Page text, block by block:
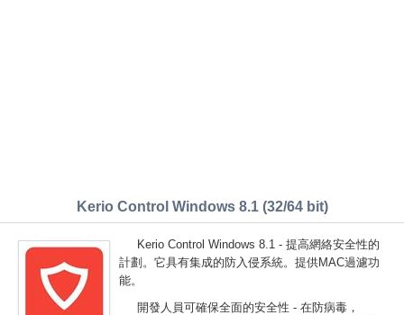
Kerio Control Windows 8.1 (32/64 bit)
Kerio Control Windows 8.1 - 提高網絡安全性的
計劃。它具有集成的防入侵系統。提供MAC過濾功
能。
開發人員可確保全面的安全性 - 在防病毒，